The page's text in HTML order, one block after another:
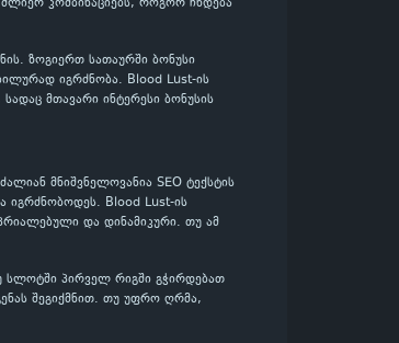
კომბინაციებს, როგორ ჩნდება
ზოგიერთ სათაურში ბონუსი
იგრძნობა. Blood Lust-ის
მთავარი ინტერესი ბონუსის
მნიშვნელოვანია SEO ტექსტის
იგრძნობოდეს. Blood Lust-ის
და დინამიკური. თუ ამ
სლოტში პირველ რიგში გჭირდებათ
შეგიქმნით. თუ უფრო ღრმა,